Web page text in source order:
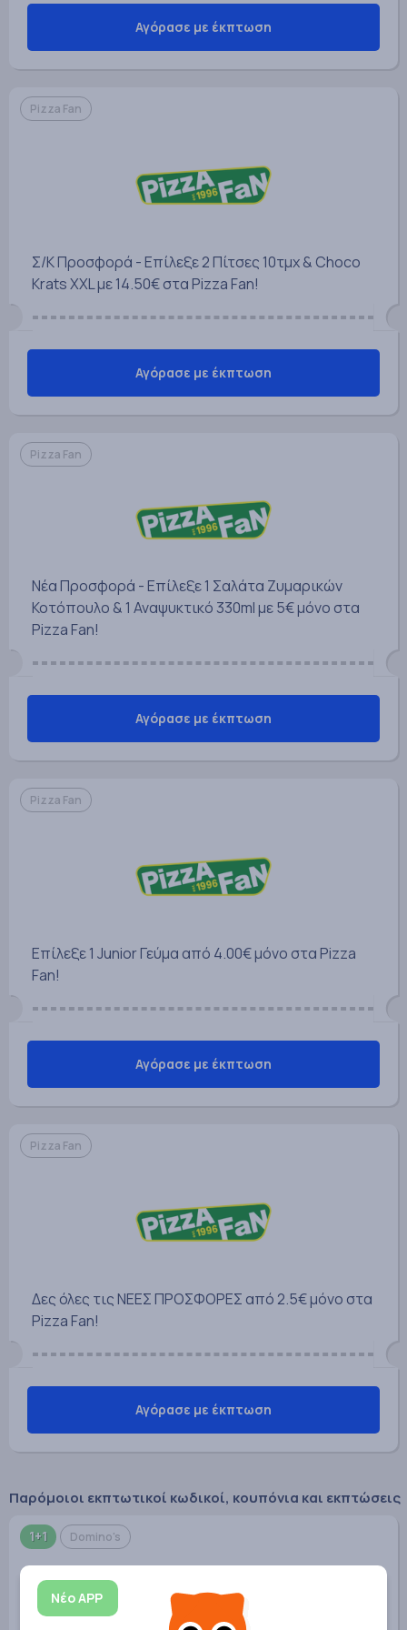
Νέο APP
Αγόρασε με έκπτωση
Pizza Fan
Σ/Κ Προσφορά - Επίλεξε 2 Πίτσες 10τμχ & Choco
Krats XXL με 14.50€ στα Pizza Fan!
Αγόρασε με έκπτωση
Pizza Fan
Νέα Προσφορά - Επίλεξε 1 Σαλάτα Ζυμαρικών
Κοτόπουλο & 1 Αναψυκτικό 330ml με 5€ μόνο στα
Pizza Fan!
Αγόρασε με έκπτωση
Pizza Fan
Επίλεξε 1 Junior Γεύμα από 4.00€ μόνο στα Pizza
Fan!
Αγόρασε με έκπτωση
Pizza Fan
Δες όλες τις ΝΕΕΣ ΠΡΟΣΦΟΡΕΣ από 2.5€ μόνο στα
Pizza Fan!
Αγόρασε με έκπτωση
Παρόμοιοι εκπτωτικοί κωδικοί, κουπόνια και εκπτώσεις
1+1 Domino's